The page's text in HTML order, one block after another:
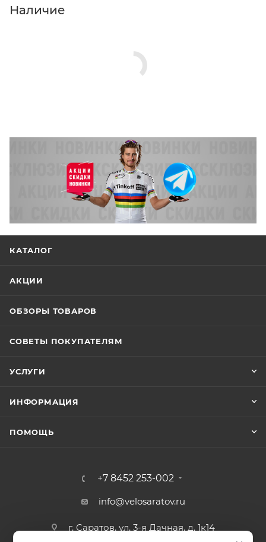
Нажмите кнопку «Оформить заказ».
Наличие
КАТАЛОГ
АКЦИИ
ОБЗОРЫ ТОВАРОВ
СОВЕТЫ ПОКУПАТЕЛЯМ
УСЛУГИ
ИНФОРМАЦИЯ
ПОМОЩЬ
+7 8452 253-002
info@velosaratov.ru
г. Саратов, ул. 3-я Дачная, д. 1к14